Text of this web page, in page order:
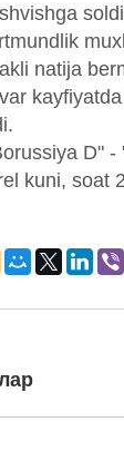
natija
D" -
kuni, soat